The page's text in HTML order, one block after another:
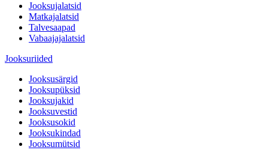
Jooksujalatsid
Matkajalatsid
Talvesaapad
Vabaajajalatsid
Jooksuriided
Jooksusärgid
Jooksupüksid
Jooksujakid
Jooksuvestid
Jooksusokid
Jooksukindad
Jooksumütsid